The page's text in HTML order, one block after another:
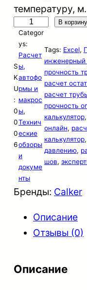
температуру,
К
и
ч
е
с
т
в
о
А
В корзину
S
K
U
:
0
0
0
6
Categor
ys:
Расчет
ы,
автофо
рмы и
макрос
ы
Технич
еские
обзоры
и
докуме
нты
Tags: Excel,
инженерный
прочность
расчет
расчет
прочность
калькулятор,
онлайн,
калькулятор,
давлению,
шов,
Бренды: Calker
Описание
Отзывы (0)
Описание